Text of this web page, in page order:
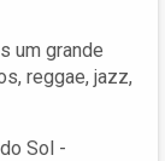
um grande
reggae, jazz,
Sol -